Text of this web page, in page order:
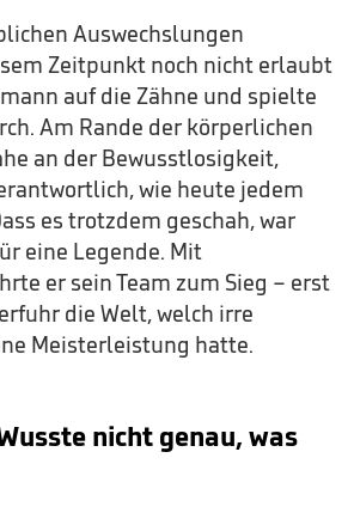
Auswechslungen
Zeitpunkt noch nicht erlaubt
auf die Zähne und spielte
Am Rande der körperlichen
an der Bewusstlosigkeit,
wie heute jedem
es trotzdem geschah, war
eine Legende. Mit
er sein Team zum Sieg – erst
die Welt, welch irre
Meisterleistung hatte.
nicht genau, was